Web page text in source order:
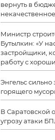
вернуть в
Министр
Бутылкин: «У
застройщики,
работу с
Энгельс
горящего
В Саратовской
угрозу атаки